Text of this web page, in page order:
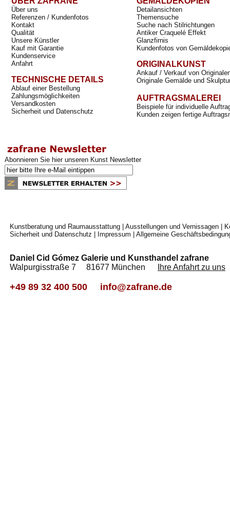
Über uns
Referenzen / Kundenfotos
Kontakt
Qualität
Unsere Künstler
Kauf mit Garantie
Kundenservice
Anfahrt
TECHNISCHE DETAILS
Ablauf einer Bestellung
Zahlungsmöglichkeiten
Versandkosten
Sicherheit und Datenschutz
Detailansichten
Themensuche
Suche nach Stilrichtungen
Antiker Craquelé Effekt
Glanzfirnis
Kundenfotos von
ORIGINALKUNST
Ankauf / Verkauf von
Originale Gemälde und
AUFTRAGSMALEREI
Beispiele für individuelle
Kunden zeigen fertige
Abonnieren Sie hier unseren Kunst Newsletter
Kunstberatung und Raumausstattung Ausstellungen und Vernissagen
Sicherheit und Datenschutz
Impressum Allgemeine
Daniel Cid Gómez Galerie und Kunsthandel zafrane
Walpurgisstraße 7 81677 München
Ihre Anfahrt zu uns
+49 89 32 400 500 info@zafrane.de